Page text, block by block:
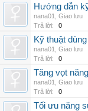
Hướng dẫn
nana01
Giao lưu
Trả lời:
0
Kỹ thuật
nana01
Giao lưu
Trả lời:
0
Tăng vọt
nana01
Giao lưu
Trả lời:
0
Tối ưu năng